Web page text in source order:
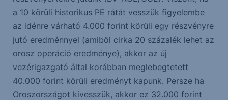
a 10 körüli historikus PE rátát vesszük figyelembe
az idénre várható 4.000 forint körüli egy részvényre
jutó eredménnyel (amiből cirka 20 százalék lehet az
orosz operáció eredménye), akkor az új
vezérigazgató által korábban meglebegtetett
40.000 forint körüli eredményt kapunk. Persze ha
Oroszországot kivesszük, akkor ez 32.000 forint